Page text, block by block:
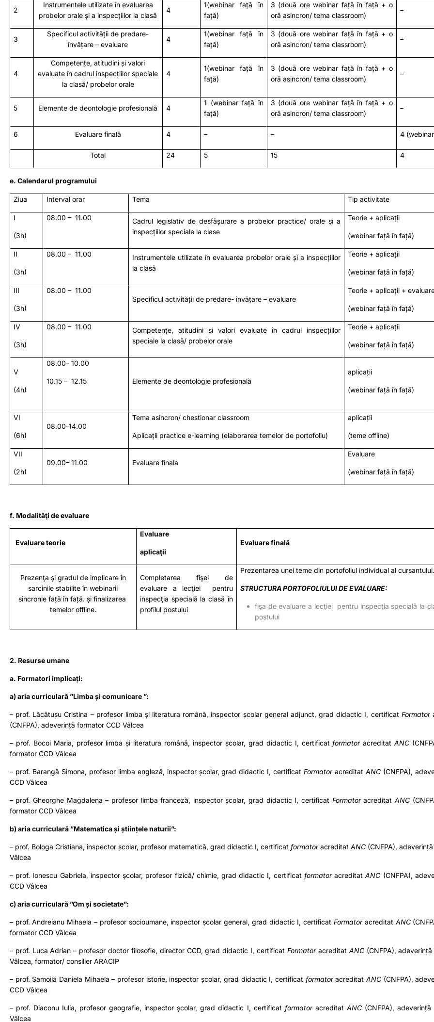
2
Instrumentele utilizate în evaluarea
probelor orale și a inspecțiilor la clasă
4
1(webinar față în
față)
3 (două ore webinar față în față + o
oră asincron/ tema classroom)
–
3
Specificul activității de predare-
învățare – evaluare
4
1(webinar față în
față)
3 (două ore webinar față în față + o
oră asincron/ tema classroom)
–
4
Competențe, atitudini și valori
evaluate în cadrul inspecțiilor speciale
la clasă/ probelor orale
4
1(webinar față în
față)
3 (două ore webinar față în față + o
oră asincron/ tema classroom)
–
5 Elemente de deontologie profesională 4
1 (webinar față în
față)
3 (două ore webinar față în față + o
oră asincron/ tema classroom)
–
6 Evaluare finală 4 – – 4
Total 24 5 15 4
e. Calendarul programului
Ziua Interval orar Tema Tip activitate
I
(3h)
08.00 – 11.00
Cadrul legislativ de desfășurare a probelor practice/ orale și a
inspecțiilor speciale la clase
Teorie + aplicații
(webinar față în față)
II
(3h)
08.00 – 11.00
Instrumentele utilizate în evaluarea probelor orale și a inspecțiilor
la clasă
Teorie + aplicații
(webinar față în față)
III
(3h)
08.00 – 11.00
Specificul activității de predare- învățare – evaluare
Teorie + aplicații +
(webinar față în față)
IV
(3h)
08.00 – 11.00
Competențe, atitudini și valori evaluate în cadrul inspecțiilor
speciale la clasă/ probelor orale
Teorie + aplicații
(webinar față în față)
V
(4h)
08.00– 10.00
10.15 – 12.15 Elemente de deontologie profesională
aplicații
(webinar față în față)
VI
(6h)
08.00-14.00
Tema asincron/ chestionar classroom
Aplicații practice e-learning (elaborarea temelor de portofoliu)
aplicații
(teme offline)
VII
(2h)
09.00– 11.00 Evaluare finala
Evaluare
(webinar față în față)
f. Modalităţi de evaluare
Evaluare teorie
Evaluare
aplicaţii
Evaluare finală
Prezenţa şi gradul de implicare în
sarcinile stabilite în webinarii
sincronle față în față. și finalizarea
temelor offline.
Completarea fişei de
evaluare a lecţiei pentru
inspecţia specialǎ la clasă în
profilul postului
Prezentarea unei teme din portofoliul individual al cursantului.
STRUCTURA PORTOFOLIULUI DE EVALUARE:
fişa de evaluare a lecţiei pentru inspecţia specialǎ la
postului
2. Resurse umane
a. Formatori implicați:
a) aria curriculară ”Limba și comunicare ”:
– prof. Lăcătușu Cristina – profesor limba și literatura română, inspector școlar general adjunct, grad didactic I, certificat Formator
(CNFPA), adeverință formator CCD Vâlcea
– prof. Bocoi Maria, profesor limba și literatura română, inspector școlar, grad didactic I, certificatformator acreditatANC
formator CCD Vâlcea
– prof. Barangă Simona, profesor limba engleză, inspector școlar, grad didactic I, certificatFormator acreditatANC (CNFPA),
CCD Vâlcea
– prof. Gheorghe Magdalena – profesor limba franceză, inspector școlar, grad didactic I, certificat Formatoracreditat ANC
formator CCD Vâlcea
b) aria curriculară ”Matematica și științele naturii”:
– prof. Bologa Cristiana, inspector școlar, profesor matematică, grad didactic I, certificatformator acreditatANC (CNFPA),
Vâlcea
– prof. Ionescu Gabriela, inspector școlar, profesor fizică/ chimie, grad didactic I, certificat formatoracreditatANC (CNFPA),
CCD Vâlcea
c) aria curriculară ”Om și societate”:
– prof. Andreianu Mihaela – profesor socioumane, inspector școlar general, grad didactic I, certificat Formatoracreditat ANC
formator CCD Vâlcea
– prof. Luca Adrian – profesor doctor filosofie, director CCD, grad didactic I, certificat Formatoracreditat ANC (CNFPA),
Vâlcea, formator/ consilier ARACIP
– prof. Samoilă Daniela Mihaela – profesor istorie, inspector școlar, grad didactic I, certificat formatoracreditatANC (CNFPA),
CCD Vâlcea
– prof. Diaconu Iulia, profesor geografie, inspector școlar, grad didactic I, certificat formatoracreditat ANC (CNFPA), adeverință
Vâlcea